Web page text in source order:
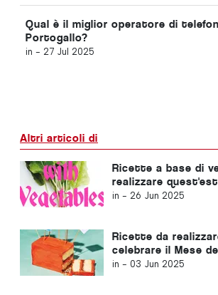
Qual è il miglior operatore di
Portogallo?
in - 27 Jul 2025
Altri articoli di
Ricette a base di
realizzare
in - 26 Jun 2025
Ricette da
celebrare il Mese
in - 03 Jun 2025